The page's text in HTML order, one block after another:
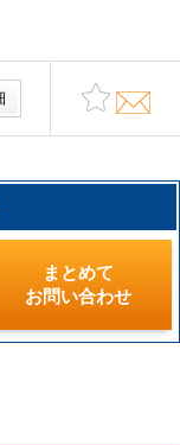
まとめて
お問い合わせ